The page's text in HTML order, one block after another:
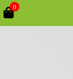
0